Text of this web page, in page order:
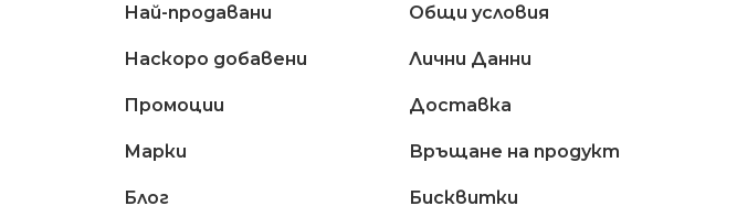
Най-продавани
Наскоро добавени
Промоции
Марки
Блог
Общи условия
Лични Данни
Доставкa
Връщане на продукт
Бисквитки